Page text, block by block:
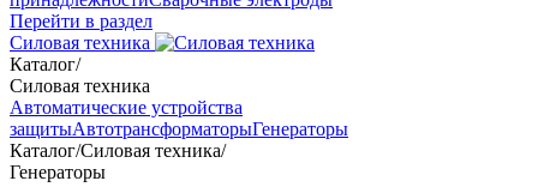
Перейти в раздел
Силовая техника
Каталог/
Силовая техника
Автоматические устройства
защитыАвтотрансформаторыГенераторы
Каталог/Силовая техника/
Генераторы